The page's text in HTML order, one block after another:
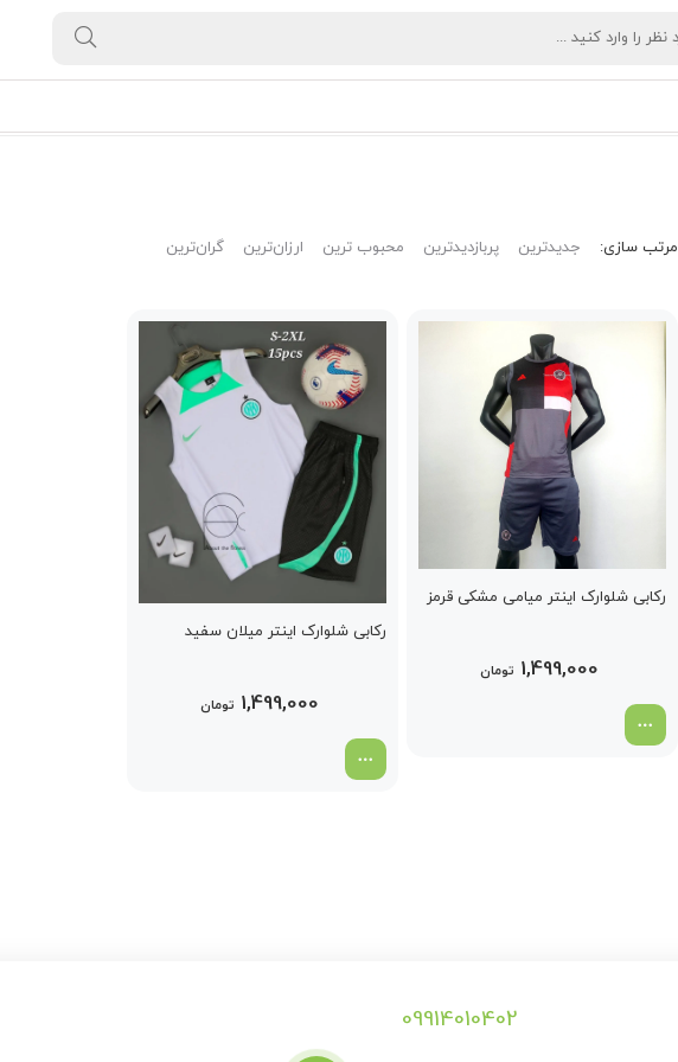
مرتب‌ سازی: جدیدترین پربازدیدترین محبوب ترین ارزان‌ترین گران‌ترین
رکابی شلوارک اینتر میامی مشکی قرمز
1,499,000 تومان
رکابی شلوارک اینتر میلان سفید
1,499,000 تومان
09914010402